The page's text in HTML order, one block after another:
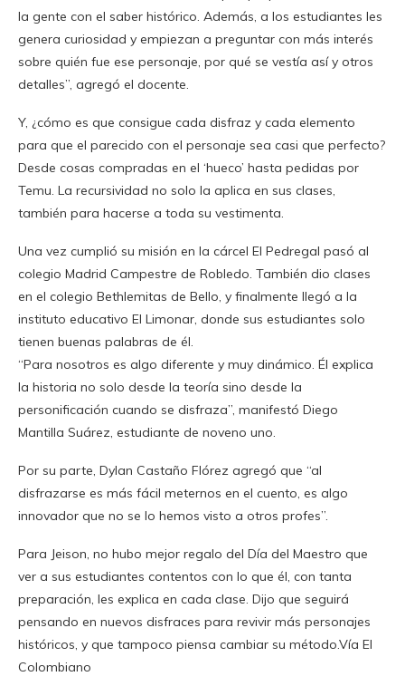
la gente con el saber histórico. Además, a los estudiantes les
genera curiosidad y empiezan a preguntar con más interés
sobre quién fue ese personaje, por qué se vestía así y otros
detalles”, agregó el docente.
Y, ¿cómo es que consigue cada disfraz y cada elemento
para que el parecido con el personaje sea casi que perfecto?
Desde cosas compradas en el ‘hueco’ hasta pedidas por
Temu. La recursividad no solo la aplica en sus clases,
también para hacerse a toda su vestimenta.
Una vez cumplió su misión en la cárcel El Pedregal pasó al
colegio Madrid Campestre de Robledo. También dio clases
en el colegio Bethlemitas de Bello, y finalmente llegó a la
instituto educativo El Limonar, donde sus estudiantes solo
tienen buenas palabras de él.
“Para nosotros es algo diferente y muy dinámico. Él explica
la historia no solo desde la teoría sino desde la
personificación cuando se disfraza”, manifestó Diego
Mantilla Suárez, estudiante de noveno uno.
Por su parte, Dylan Castaño Flórez agregó que “al
disfrazarse es más fácil meternos en el cuento, es algo
innovador que no se lo hemos visto a otros profes”.
Para Jeison, no hubo mejor regalo del Día del Maestro que
ver a sus estudiantes contentos con lo que él, con tanta
preparación, les explica en cada clase. Dijo que seguirá
pensando en nuevos disfraces para revivir más personajes
históricos, y que tampoco piensa cambiar su método.Vía El
Colombiano